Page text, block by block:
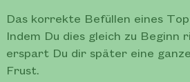
Das korrekte Befüllen eines
Indem Du dies gleich zu Beginn
erspart Du dir später eine
Frust.